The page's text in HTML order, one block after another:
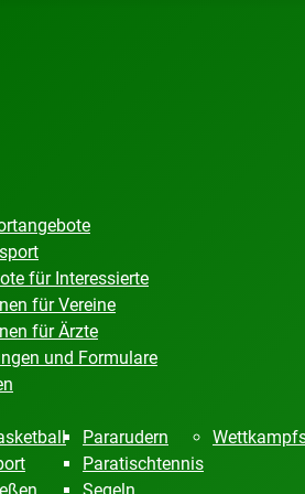
für Interessierte
für Vereine
für Ärzte
und Formulare
Pararudern
Paratischtennis